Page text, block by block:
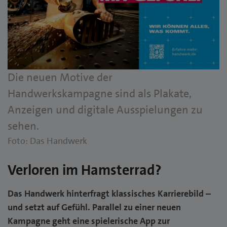
Die neuen Motive der
Handwerkskampagne sind als Plakate,
Anzeigen und digitale Ausspielungen zu
sehen.
Foto: Das Handwerk
Verloren im Hamsterrad?
Das Handwerk hinterfragt klassisches Karrierebild –
und setzt auf Gefühl. Parallel zu einer neuen
Kampagne geht eine spielerische App zur